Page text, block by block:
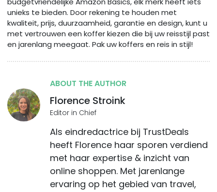
unieks te bieden. Door rekening te houden met
kwaliteit, prijs, duurzaamheid, garantie en design, kunt u
met vertrouwen een koffer kiezen die bij uw reisstijl past
en jarenlang meegaat. Pak uw koffers en reis in stijl!
ABOUT THE AUTHOR
Florence Stroink
Editor in Chief
Als eindredactrice bij TrustDeals
heeft Florence haar sporen verdiend
met haar expertise & inzicht van
online shoppen. Met jarenlange
ervaring op het gebied van travel,